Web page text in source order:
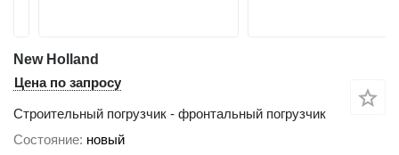
New Holland
Цена по запросу
Строительный погрузчик - фронтальный погрузчик
Состояние новый